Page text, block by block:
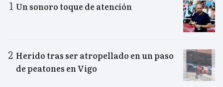
Un sonoro toque de atención
Herido tras ser atropellado en un paso
de peatones en Vigo